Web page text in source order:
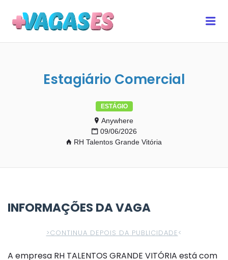
Estagiário Comercial
ESTÁGIO
Anywhere
09/06/2026
RH Talentos Grande Vitória
INFORMAÇÕES DA VAGA
>CONTINUA DEPOIS DA PUBLICIDADE<
A empresa RH TALENTOS GRANDE VITÓRIA está com